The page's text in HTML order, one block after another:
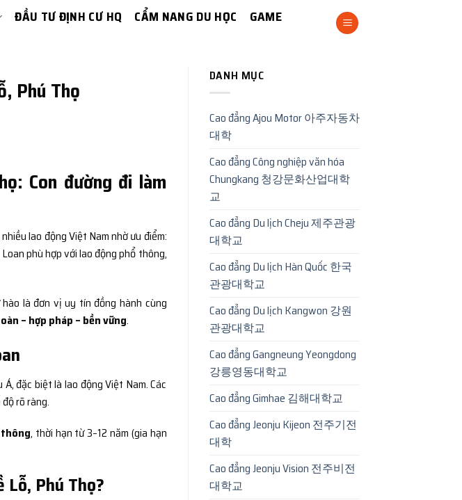
ĐẦU TƯ ĐỊNH CƯ HQ CẨM NANG DU HỌC
GAME
Phú Thọ
Con đường đi làm
lao động Việt Nam nhờ ưu điểm:
phù hợp với lao động phổ thông,
là đơn vị uy tín đồng hành cùng
– hợp pháp – bền vững.
đặc biệt là lao động Việt Nam. Các
rõ ràng.
, thời hạn từ 3–12 năm (gia hạn
Phú Thọ?
DANH MỤC
Cao đẳng Ajou Motor 아주자동차
대학
Cao đẳng Công nghiệp văn hóa
Chungkang 청강문화산업대학
교
Cao đẳng Du lịch Cheju 제주관광
대학교
Cao đẳng Du lịch Hàn Quốc 한국
관광대학교
Cao đẳng Du lịch Kangwon 강원
관광대학교
Cao đẳng Gangneung Yeongdong
강릉영동대학교
Cao đẳng Gimhae 김해대학교
Cao đẳng Jeonju Kijeon 전주기전
대학
Cao đẳng Jeonju Vision 전주비전
대학교